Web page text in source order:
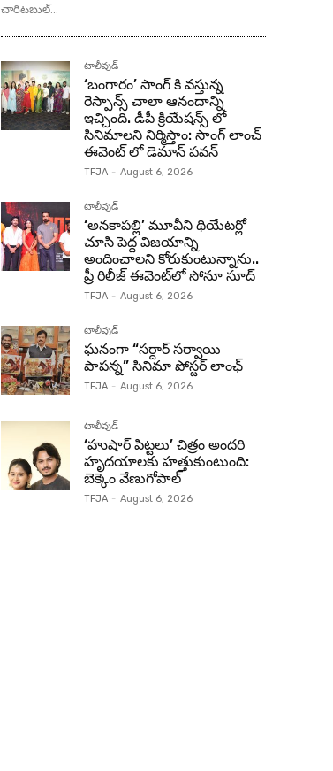
చారిటబుల్...
టాలీవుడ్
‘బంగారం’ సాంగ్ కి వస్తున్న
రెస్పాన్స్ చాలా ఆనందాన్ని
ఇచ్చింది. డీపీ క్రియేషన్స్ లో
సినిమాలని నిర్మిస్తాం: సాంగ్ లాంచ్
ఈవెంట్ లో డెమాన్ పవన్
TFJA - August 6, 2026
టాలీవుడ్
‘అనకాపల్లి’ మూవీని థియేటర్లో
చూసి పెద్ద విజయాన్ని
అందించాలని కోరుకుంటున్నాను..
ప్రీ రిలీజ్ ఈవెంట్‌లో సోనూ సూద్
TFJA - August 6, 2026
టాలీవుడ్
ఘనంగా “సర్దార్ సర్వాయి
పాపన్న” సినిమా పోస్టర్ లాంఛ్
TFJA - August 6, 2026
టాలీవుడ్
‘హుషార్‌ పిట్టలు’ చిత్రం అందరి
హృదయాలకు హత్తుకుంటుంది:
బెక్కెం వేణుగోపాల్‌
TFJA - August 6, 2026